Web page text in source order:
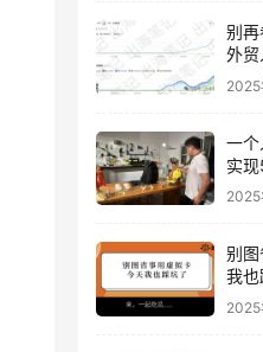
别再
外贸
海笔
2025
一
实
到的
2025
别
我也
2025